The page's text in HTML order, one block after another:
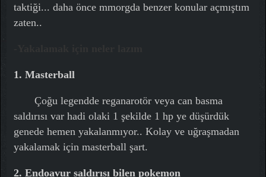
taktiği... daha önce mmorgda benzer konular açmıştım
zaten..
1. Masterball
Çoğu legendde reganarotör veya can basma
saldırısı var hadi olaki 1 şekilde 1 hp ye düşürdük
genede hemen yakalanmıyor.. Kolay ve uğraşmadan
yakalamak için masterball şart.
2. Endoavur saldırısı bilen pokemon